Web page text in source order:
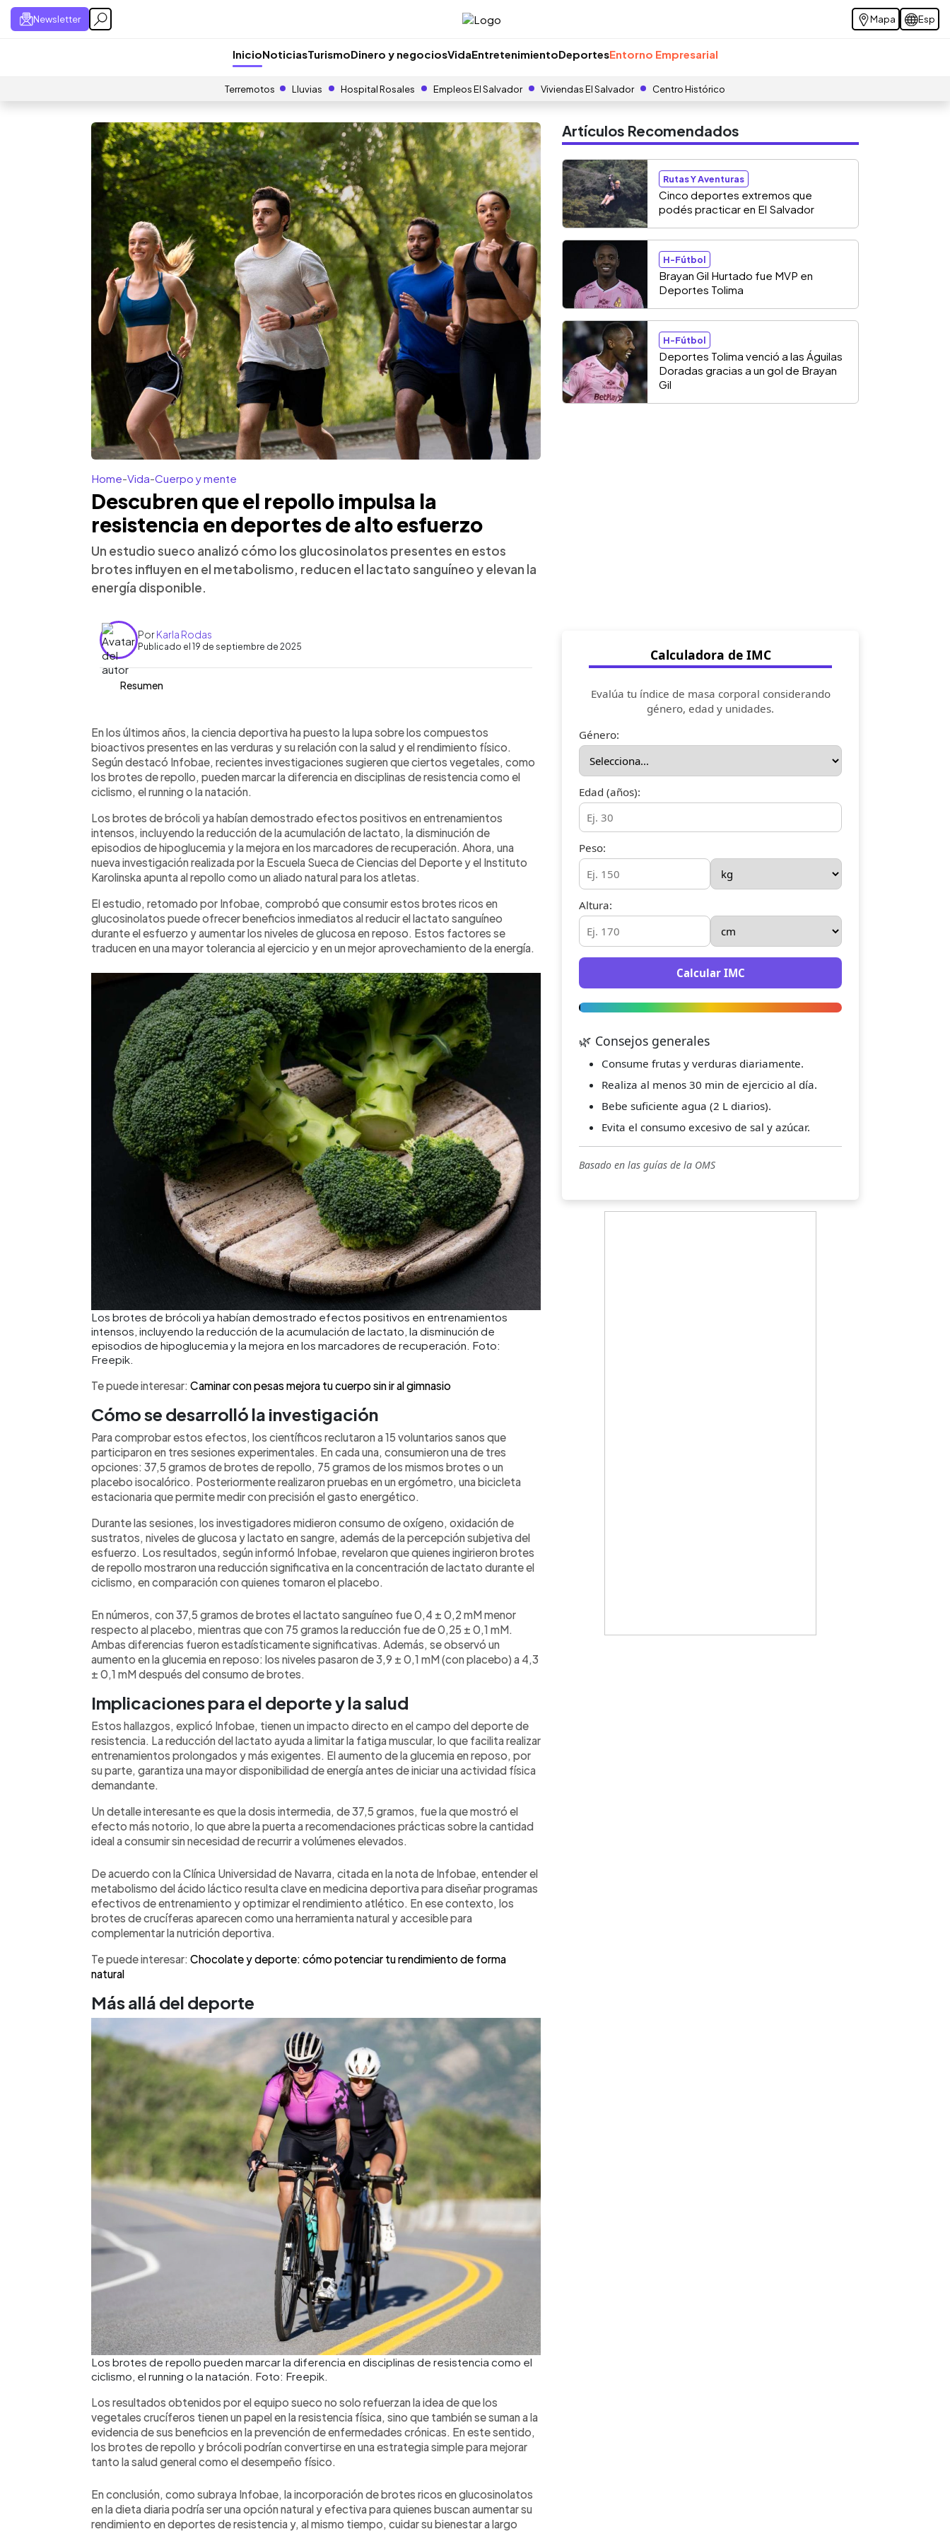
Newsletter Mapa Esp
InicioNoticiasTurismoDinero y negociosVidaEntretenimientoDeportesEntorno Empresarial
Terremotos Lluvias Hospital Rosales Empleos El Salvador Viviendas El Salvador Centro Histórico
Home-Vida-Cuerpo y mente
Descubren que el repollo impulsa la
resistencia en deportes de alto esfuerzo
Un estudio sueco analizó cómo los glucosinolatos presentes en estos
brotes influyen en el metabolismo, reducen el lactato sanguíneo y elevan la
energía disponible.
PorKarla Rodas
Publicado el 19 de septiembre de 2025
Resumen
► Escuchar artículo
Un estudio de la Escuela Sueca de Ciencias del Deporte y el Instituto
Karolinska, retomado por Infobae, reveló que los brotes de repollo ricos en
glucosinolatos pueden mejorar el rendimiento en deportes de resistencia
como el running, el ciclismo y la natación. Los investigadores observaron
que su consumo reduce el lactato sanguíneo durante el esfuerzo y aumenta
física y optimizar la recuperación. La dosis de 37,5 gramos mostró el mayor
efecto, lo que sugiere una estrategia nutricional práctica y accesible para
atletas y personas activas
En los últimos años, la ciencia deportiva ha puesto la lupa sobre los compuestos
bioactivos presentes en las verduras y su relación con la salud y el rendimiento físico.
Según destacó Infobae, recientes investigaciones sugieren que ciertos vegetales, como
los brotes de repollo, pueden marcar la diferencia en disciplinas de resistencia como el
ciclismo, el running o la natación.
Los brotes de brócoli ya habían demostrado efectos positivos en entrenamientos
intensos, incluyendo la reducción de la acumulación de lactato, la disminución de
episodios de hipoglucemia y la mejora en los marcadores de recuperación. Ahora, una
nueva investigación realizada por la Escuela Sueca de Ciencias del Deporte y el Instituto
Karolinska apunta al repollo como un aliado natural para los atletas.
El estudio, retomado por Infobae, comprobó que consumir estos brotes ricos en
glucosinolatos puede ofrecer beneficios inmediatos al reducir el lactato sanguíneo
durante el esfuerzo y aumentar los niveles de glucosa en reposo. Estos factores se
traducen en una mayor tolerancia al ejercicio y en un mejor aprovechamiento de la energía.
Los brotes de brócoli ya habían demostrado efectos positivos en entrenamientos
intensos, incluyendo la reducción de la acumulación de lactato, la disminución de
episodios de hipoglucemia y la mejora en los marcadores de recuperación. Foto:
Freepik.
Te puede interesar: Caminar con pesas mejora tu cuerpo sin ir al gimnasio
Cómo se desarrolló la investigación
Para comprobar estos efectos, los científicos reclutaron a 15 voluntarios sanos que
participaron en tres sesiones experimentales. En cada una, consumieron una de tres
opciones: 37,5 gramos de brotes de repollo, 75 gramos de los mismos brotes o un
placebo isocalórico. Posteriormente realizaron pruebas en un ergómetro, una bicicleta
estacionaria que permite medir con precisión el gasto energético.
Durante las sesiones, los investigadores midieron consumo de oxígeno, oxidación de
sustratos, niveles de glucosa y lactato en sangre, además de la percepción subjetiva del
esfuerzo. Los resultados, según informó Infobae, revelaron que quienes ingirieron brotes
de repollo mostraron una reducción significativa en la concentración de lactato durante el
ciclismo, en comparación con quienes tomaron el placebo.
En números, con 37,5 gramos de brotes el lactato sanguíneo fue 0,4 ± 0,2 mM menor
respecto al placebo, mientras que con 75 gramos la reducción fue de 0,25 ± 0,1 mM.
Ambas diferencias fueron estadísticamente significativas. Además, se observó un
aumento en la glucemia en reposo: los niveles pasaron de 3,9 ± 0,1 mM (con placebo) a 4,3
± 0,1 mM después del consumo de brotes.
Implicaciones para el deporte y la salud
Estos hallazgos, explicó Infobae, tienen un impacto directo en el campo del deporte de
resistencia. La reducción del lactato ayuda a limitar la fatiga muscular, lo que facilita realizar
entrenamientos prolongados y más exigentes. El aumento de la glucemia en reposo, por
su parte, garantiza una mayor disponibilidad de energía antes de iniciar una actividad física
demandante.
Un detalle interesante es que la dosis intermedia, de 37,5 gramos, fue la que mostró el
efecto más notorio, lo que abre la puerta a recomendaciones prácticas sobre la cantidad
ideal a consumir sin necesidad de recurrir a volúmenes elevados.
De acuerdo con la Clínica Universidad de Navarra, citada en la nota de Infobae, entender el
metabolismo del ácido láctico resulta clave en medicina deportiva para diseñar programas
efectivos de entrenamiento y optimizar el rendimiento atlético. En ese contexto, los
brotes de crucíferas aparecen como una herramienta natural y accesible para
complementar la nutrición deportiva.
Te puede interesar: Chocolate y deporte: cómo potenciar tu rendimiento de forma
natural
Más allá del deporte
Los brotes de repollo pueden marcar la diferencia en disciplinas de resistencia como el
ciclismo, el running o la natación. Foto: Freepik.
Los resultados obtenidos por el equipo sueco no solo refuerzan la idea de que los
vegetales crucíferos tienen un papel en la resistencia física, sino que también se suman a la
evidencia de sus beneficios en la prevención de enfermedades crónicas. En este sentido,
los brotes de repollo y brócoli podrían convertirse en una estrategia simple para mejorar
tanto la salud general como el desempeño físico.
En conclusión, como subraya Infobae, la incorporación de brotes ricos en glucosinolatos
en la dieta diaria podría ser una opción natural y efectiva para quienes buscan aumentar su
rendimiento en deportes de resistencia y, al mismo tiempo, cuidar su bienestar a largo
Artículos Recomendados
Rutas Y Aventuras
Cinco deportes extremos que
podés practicar en El Salvador
H-Fútbol
Brayan Gil Hurtado fue MVP en
Deportes Tolima
H-Fútbol
Deportes Tolima venció a las Águilas
Doradas gracias a un gol de Brayan
Gil
Calculadora de IMC
Evalúa tu índice de masa corporal considerando
género, edad y unidades.
Género:
Edad (años):
Peso:
Altura:
Calcular IMC
🌿 Consejos generales
Consume frutas y verduras diariamente.
Realiza al menos 30 min de ejercicio al día.
Bebe suficiente agua (2 L diarios).
Evita el consumo excesivo de sal y azúcar.
Basado en las guías de la OMS